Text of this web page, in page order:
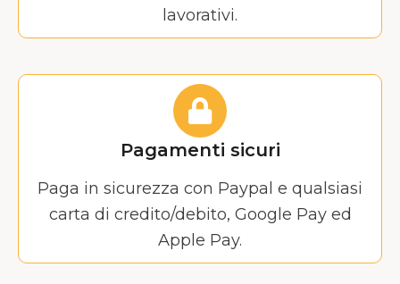
lavorativi.
Pagamenti sicuri
Paga in sicurezza con Paypal e qualsiasi
carta di credito/debito, Google Pay ed
Apple Pay.